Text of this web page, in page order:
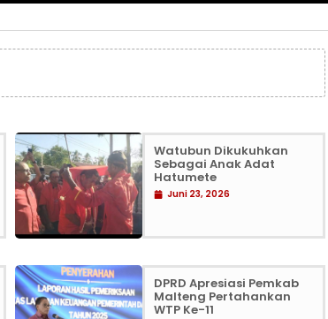
Watubun Dikukuhkan
Sebagai Anak Adat
Hatumete
Juni 23, 2026
DPRD Apresiasi Pemkab
Malteng Pertahankan
WTP Ke-11